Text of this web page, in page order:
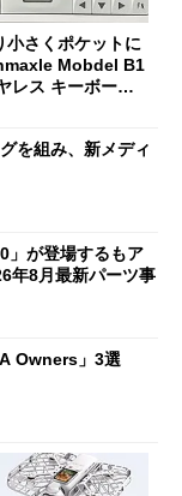
小さくポケットに
Mobdel B1
レス キーボー
を組み、新メディ
」が登場するもア
8月最新パーツ事
Owners」3選